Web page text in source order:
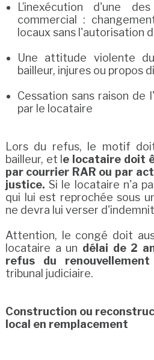
L’inexécution d'une
commercial :
locaux sans l'autorisation
Une attitude violente
bailleur, injures ou propos
Cessation sans raison de
par le locataire
Lors du refus, le motif
bailleur, et l e locataire doit
par courrier RAR ou par
justice. Si le locataire n'a
qui lui est reprochée sous
ne devra lui verser
Attention, le congé doit
locataire a un délai de 2
refus du
tribunal judiciaire.
Construction ou
local en remplacement